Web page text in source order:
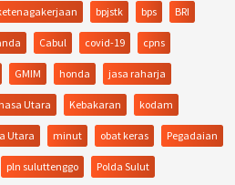
bpjstk bps BRI
Cabul covid-19 cpns
GMIM honda jasa raharja
Utara Kebakaran kodam
Utara minut obat keras Pegadaian
pln suluttenggo Polda Sulut